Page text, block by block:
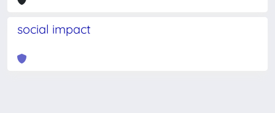
social impact